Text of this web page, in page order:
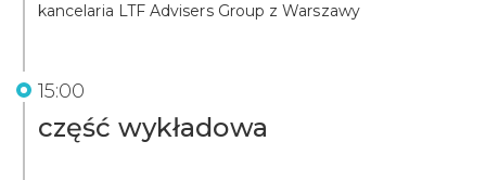
kancelaria LTF Advisers Group z Warszawy
15:00
część wykładowa